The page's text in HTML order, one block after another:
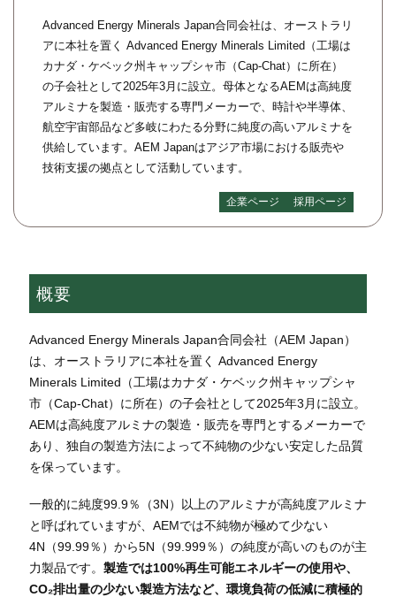
Advanced Energy Minerals Japan合同会社は、オーストラリ
アに本社を置く Advanced Energy Minerals Limited（工場は
カナダ・ケベック州キャップシャ市（Cap-Chat）に所在）
の子会社として2025年3月に設立。母体となるAEMは高純度
アルミナを製造・販売する専門メーカーで、時計や半導体、
航空宇宙部品など多岐にわたる分野に純度の高いアルミナを
供給しています。AEM Japanはアジア市場における販売や
技術支援の拠点として活動しています。
企業ページ 採用ページ
概要
Advanced Energy Minerals Japan合同会社（AEM Japan）
は、オーストラリアに本社を置く Advanced Energy
Minerals Limited（工場はカナダ・ケベック州キャップシャ
市（Cap-Chat）に所在）の子会社として2025年3月に設立。
AEMは高純度アルミナの製造・販売を専門とするメーカーで
あり、独自の製造方法によって不純物の少ない安定した品質
を保っています。
一般的に純度99.9％（3N）以上のアルミナが高純度アルミナ
と呼ばれていますが、AEMでは不純物が極めて少ない
4N（99.99％）から5N（99.999％）の純度が高いのものが主
力製品です。 製造では100%再生可能エネルギーの使用や、
CO₂排出量の少ない製造方法など、環境負荷の低減に積極的